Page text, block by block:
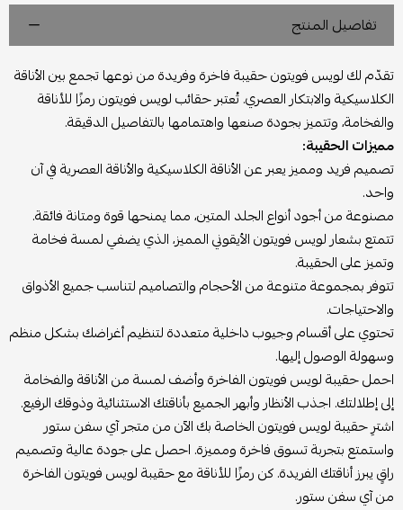
تفاصيل المنتج
تقدّم لك لويس فويتون حقيبة فاخرة وفريدة من نوعها تجمع بين الأناقة
الكلاسيكية والابتكار العصري. تُعتبر حقائب لويس فويتون رمزًا للأناقة
والفخامة، وتتميز بجودة صنعها واهتمامها بالتفاصيل الدقيقة.
مميزات الحقيبة:
تصميم فريد ومميز يعبر عن الأناقة الكلاسيكية والأناقة العصرية في آن
واحد.
مصنوعة من أجود أنواع الجلد المتين، مما يمنحها قوة ومتانة فائقة.
تتمتع بشعار لويس فويتون الأيقوني المميز، الذي يضفي لمسة فخامة
وتميز على الحقيبة.
تتوفر بمجموعة متنوعة من الأحجام والتصاميم لتناسب جميع الأذواق
والاحتياجات.
تحتوي على أقسام وجيوب داخلية متعددة لتنظيم أغراضك بشكل منظم
وسهولة الوصول إليها.
احمل حقيبة لويس فويتون الفاخرة وأضف لمسة من الأناقة والفخامة
إلى إطلالتك. اجذب الأنظار وأبهر الجميع بأناقتك الاستثنائية وذوقك الرفيع.
اشترِ حقيبة لويس فويتون الخاصة بك الآن من متجر آي سفن ستور
واستمتع بتجربة تسوق فاخرة ومميزة. احصل على جودة عالية وتصميم
راقٍ يبرز أناقتك الفريدة. كن رمزًا للأناقة مع حقيبة لويس فويتون الفاخرة
من آي سفن ستور.